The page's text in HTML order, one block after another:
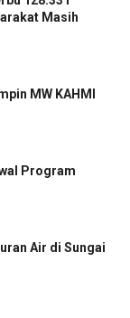
Masih
MW KAHMI
Program
Air di Sungai